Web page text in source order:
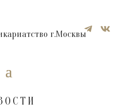
 
г.Москвы